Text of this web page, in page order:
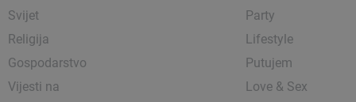
Svijet
Religija
Gospodarstvo
Vijesti na
Party
Lifestyle
Putujem
Love & Sex